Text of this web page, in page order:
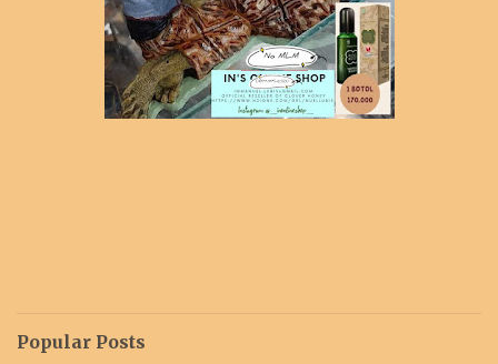
Popular Posts